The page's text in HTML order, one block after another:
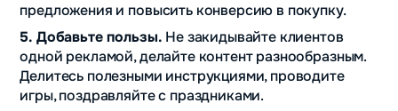
предложения и повысить конверсию в покупку.
5. Добавьте пользы. Не закидывайте клиентов
одной рекламой, делайте контент разнообразным.
Делитесь полезными инструкциями, проводите
игры, поздравляйте с праздниками.